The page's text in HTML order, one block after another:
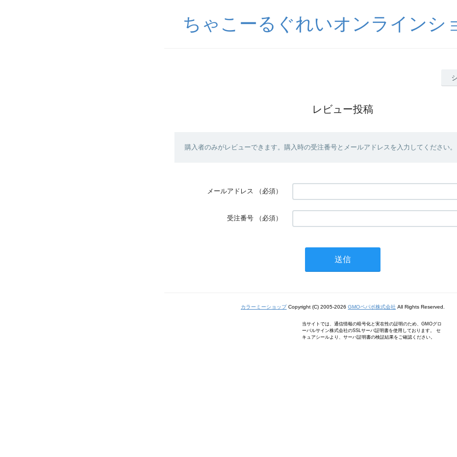
ちゃこーるぐれいオンラインシ
レビュー投稿
購入者のみがレビューできます。購入時の受注番号とメールアドレスを入力してください。
メールアドレス （必須）
受注番号 （必須）
カラーミーショップCopyright (C) 2005-2026 GMOペパボ株式会社 All Rights Reserved.
当サイトでは、通信情報の暗号化と実在性の証明のため、GMOグロ
ーバルサイン株式会社のSSLサーバ証明書を使用しております。 セ
キュアシールより、サーバ証明書の検証結果をご確認ください。